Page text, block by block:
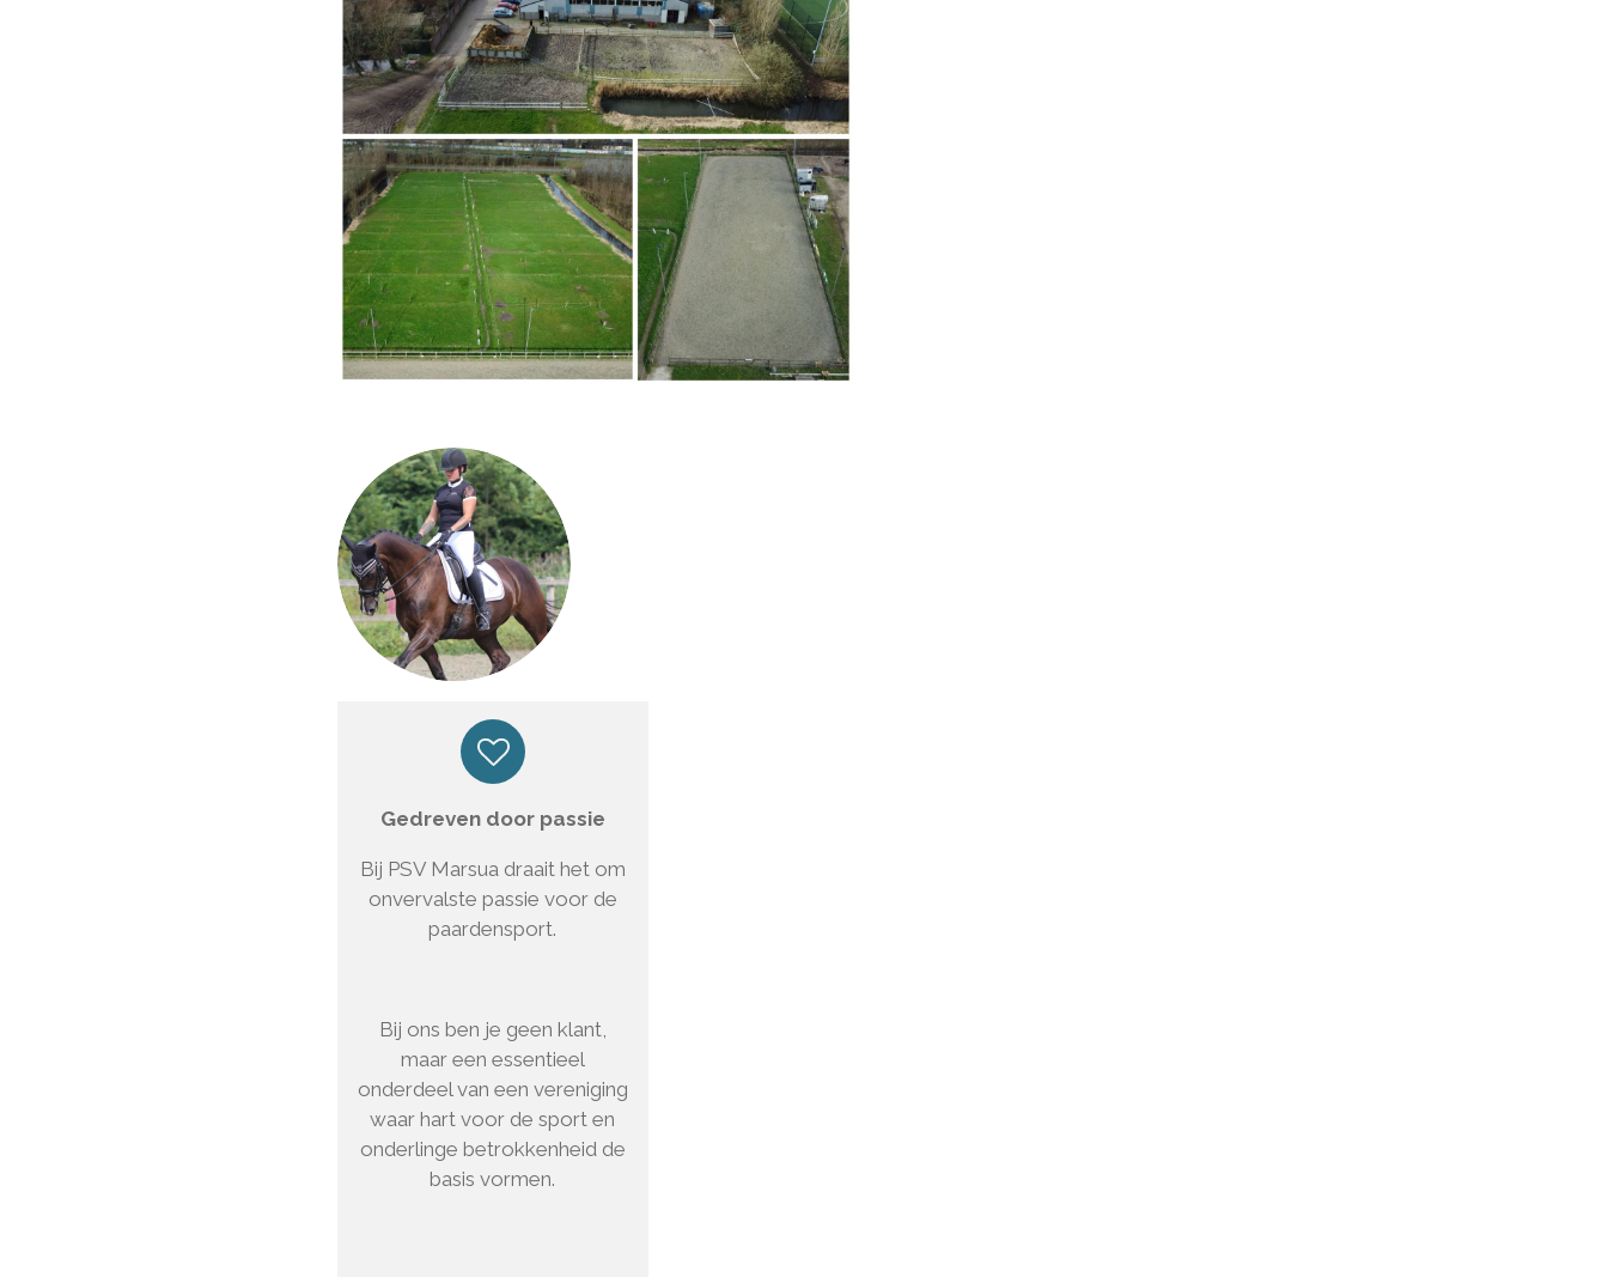
Gedreven door passie
Bij PSV Marsua draait het om
onvervalste passie voor de
paardensport.
Bij ons ben je geen klant,
maar een essentieel
onderdeel van een vereniging
waar hart voor de sport en
onderlinge betrokkenheid de
basis vormen.